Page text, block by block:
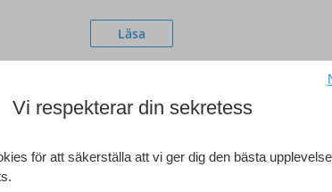
Läsa
Mac
Vi respekterar din sekretess
för att säkerställa att vi ger dig den bästa